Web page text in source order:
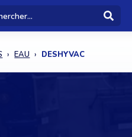
EAU DESHYVAC